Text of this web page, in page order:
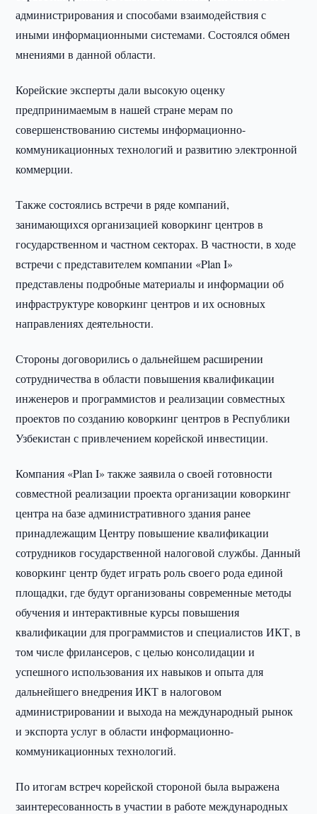
администрирования и способами взаимодействия с
иными информационными системами. Состоялся обмен
мнениями в данной области.
Корейские эксперты дали высокую оценку
предпринимаемым в нашей стране мерам по
совершенствованию системы информационно-
коммуникационных технологий и развитию электронной
коммерции.
Также состоялись встречи в ряде компаний,
занимающихся организацией коворкинг центров в
государственном и частном секторах. В частности, в ходе
встречи с представителем компании «Plan I»
представлены подробные материалы и информации об
инфраструктуре коворкинг центров и их основных
направлениях деятельности.
Стороны договорились о дальнейшем расширении
сотрудничества в области повышения квалификации
инженеров и программистов и реализации совместных
проектов по созданию коворкинг центров в Республики
Узбекистан с привлечением корейской инвестиции.
Компания «Plan I» также заявила о своей готовности
совместной реализации проекта организации коворкинг
центра на базе административного здания ранее
принадлежащим Центру повышение квалификации
сотрудников государственной налоговой службы. Данный
коворкинг центр будет играть роль своего рода единой
площадки, где будут организованы современные методы
обучения и интерактивные курсы повышения
квалификации для программистов и специалистов ИКТ, в
том числе фрилансеров, с целью консолидации и
успешного использования их навыков и опыта для
дальнейшего внедрения ИКТ в налоговом
администрировании и выхода на международный рынок
и экспорта услуг в области информационно-
коммуникационных технологий.
По итогам встреч корейской стороной была выражена
заинтересованность в участии в работе международных